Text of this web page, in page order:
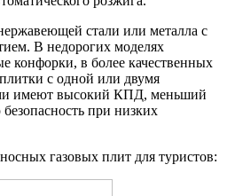
стали или металла с
В недорогих моделях
конфорки, в более качественных
с одной или двумя
имеют высокий КПД, меньший
при низких
газовых плит для туристов: